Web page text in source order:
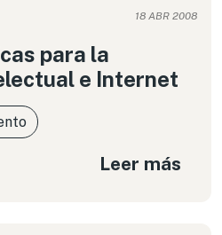
18 ABR 2008
para la
e Internet
Leer más